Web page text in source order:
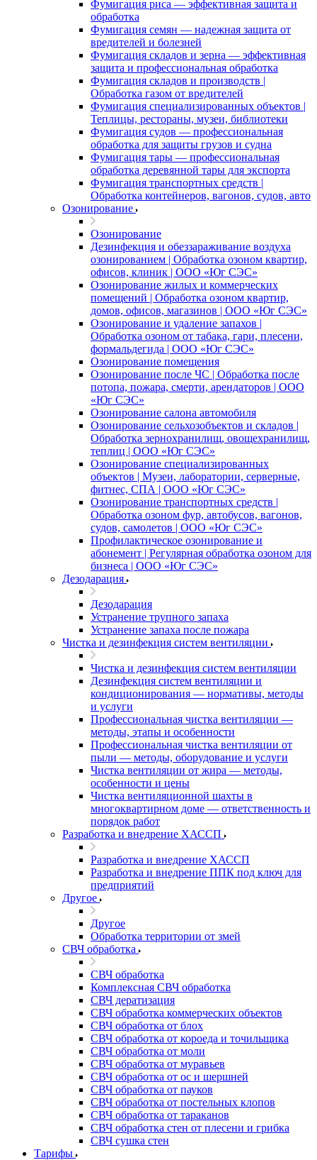
Фумигация риса — эффективная защита и
обработка
Фумигация семян — надежная защита от
вредителей и болезней
Фумигация складов и зерна — эффективная
защита и профессиональная обработка
Фумигация складов и производств |
Обработка газом от вредителей
Фумигация специализированных объектов |
Теплицы, рестораны, музеи, библиотеки
Фумигация судов — профессиональная
обработка для защиты грузов и судна
Фумигация тары — профессиональная
обработка деревянной тары для экспорта
Фумигация транспортных средств |
Обработка контейнеров, вагонов, судов, авто
Озонирование
Озонирование
Дезинфекция и обеззараживание воздуха
озонированием | Обработка озоном квартир,
офисов, клиник | ООО «Юг СЭС»
Озонирование жилых и коммерческих
помещений | Обработка озоном квартир,
домов, офисов, магазинов | ООО «Юг СЭС»
Озонирование и удаление запахов |
Обработка озоном от табака, гари, плесени,
формальдегида | ООО «Юг СЭС»
Озонирование помещения
Озонирование после ЧС | Обработка после
потопа, пожара, смерти, арендаторов | ООО
«Юг СЭС»
Озонирование салона автомобиля
Озонирование сельхозобъектов и складов |
Обработка зернохранилищ, овощехранилищ,
теплиц | ООО «Юг СЭС»
Озонирование специализированных
объектов | Музеи, лаборатории, серверные,
фитнес, СПА | ООО «Юг СЭС»
Озонирование транспортных средств |
Обработка озоном фур, автобусов, вагонов,
судов, самолетов | ООО «Юг СЭС»
Профилактическое озонирование и
абонемент | Регулярная обработка озоном для
бизнеса | ООО «Юг СЭС»
Дезодарация
Дезодарация
Устранение трупного запаха
Устранение запаха после пожара
Чистка и дезинфекция систем вентиляции
Чистка и дезинфекция систем вентиляции
Дезинфекция систем вентиляции и
кондиционирования — нормативы, методы
и услуги
Профессиональная чистка вентиляции —
методы, этапы и особенности
Профессиональная чистка вентиляции от
пыли — методы, оборудование и услуги
Чистка вентиляции от жира — методы,
особенности и цены
Чистка вентиляционной шахты в
многоквартирном доме — ответственность и
порядок работ
Разработка и внедрение ХАССП
Разработка и внедрение ХАССП
Разработка и внедрение ППК под ключ для
предприятий
Другое
Другое
Обработка территории от змей
СВЧ обработка
СВЧ обработка
Комплексная СВЧ обработка
СВЧ дератизация
СВЧ обработка коммерческих объектов
СВЧ обработка от блох
СВЧ обработка от короеда и точильщика
СВЧ обработка от моли
СВЧ обработка от муравьев
СВЧ обработка от ос и шершней
СВЧ обработка от пауков
СВЧ обработка от постельных клопов
СВЧ обработка от тараканов
СВЧ обработка стен от плесени и грибка
СВЧ сушка стен
Тарифы